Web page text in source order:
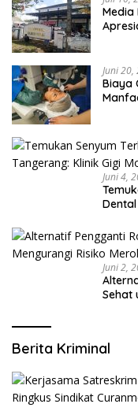
Media
Juni 20,
Biaya
Juni 4,
Juni 2,
Sehat
Berita Kriminal